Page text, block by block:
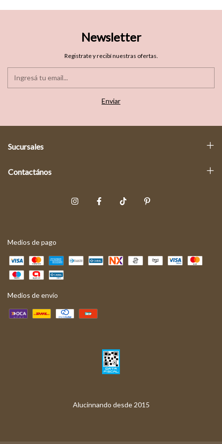
Newsletter
Registrate y recibí nuestras ofertas.
Sucursales
Contactános
Medios de pago
Medios de envío